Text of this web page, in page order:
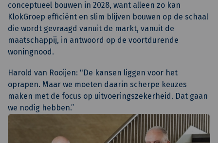
conceptueel bouwen in 2028, want alleen zo kan
KlokGroep efficiënt en slim blijven bouwen op de schaal
die wordt gevraagd vanuit de markt, vanuit de
maatschappij, in antwoord op de voortdurende
woningnood.
Harold van Rooijen: "De kansen liggen voor het
oprapen. Maar we moeten daarin scherpe keuzes
maken met de focus op uitvoeringszekerheid. Dat gaan
we nodig hebben.”